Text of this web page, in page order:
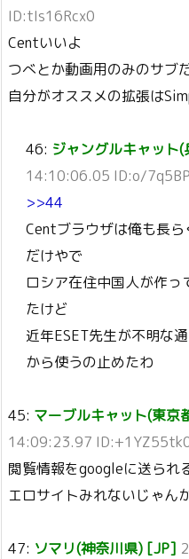
ID:tIs16Rcx0
Centいいよ
つべとか動画用のみのサブ
自分がオススメの拡張は
46: ジャングルキャット
14:10:06.05 ID:o/
>>44
Centブラウザは俺も長
だけやで
ロシア在住中国人が作
たけど
近年ESET先生が不明な
から使うの止めたわ
45: マーブルキャット(東京
14:09:23.97
閲覧情報をgoogleに送られ
エロサイトみれないじゃん
47: ソマリ(神奈川県) [JP]